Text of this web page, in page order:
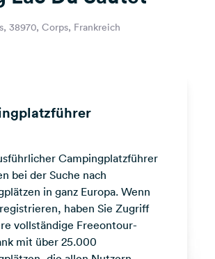
38970, Corps, Frankreich
Campingplatzführer
bei der Suche nach
in ganz Europa. Wenn
haben Sie Zugriff
vollständige Freeontour-
mit über 25.000